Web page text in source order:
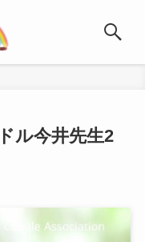
ル今井先生2